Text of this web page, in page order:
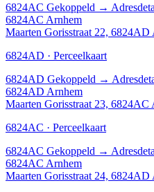
6824AC Gekoppeld →
6824AC Arnhem
Maarten Gorisstraat 22, 6824AD
6824AD · Perceelkaart
6824AD Gekoppeld →
6824AD Arnhem
Maarten Gorisstraat 23, 6824AC
6824AC · Perceelkaart
6824AC Gekoppeld →
6824AC Arnhem
Maarten Gorisstraat 24, 6824AD